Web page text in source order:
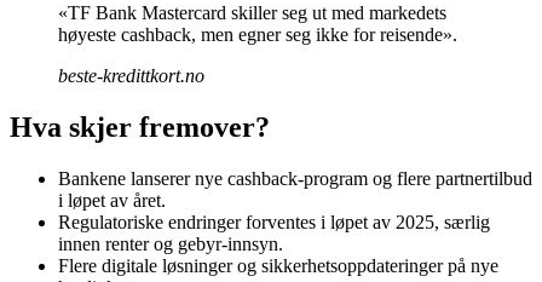
«TF Bank Mastercard skiller seg ut med markedets
høyeste cashback, men egner seg ikke for reisende».
beste-kredittkort.no
Hva skjer fremover?
Bankene lanserer nye cashback-program og flere partnertilbud
i løpet av året.
Regulatoriske endringer forventes i løpet av 2025, særlig
innen renter og gebyr-innsyn.
Flere digitale løsninger og sikkerhetsoppdateringer på nye